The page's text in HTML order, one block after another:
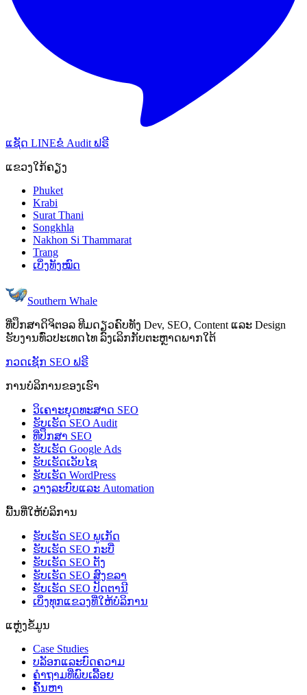
ແຊັດ LINEຂໍ Audit ຟຣີ
ແຂວງໃກ້ຄຽງ
Phuket
Krabi
Surat Thani
Songkhla
Nakhon Si Thammarat
Trang
ເບິ່ງທັງໝົດ
Southern Whale
ທີ່ປຶກສາດິຈິຕອລ ທີມດຽວຄົບທັງ Dev, SEO, Content ແລະ Design
ຮັບງານທົ່ວປະເທດໄທ ລົງເລິກກັບຕະຫຼາດພາກໃຕ້
ກວດເຊັກ SEO ຟຣີ
ການບໍລິການຂອງເຮົາ
ວິເຄາະຍຸດທະສາດ SEO
ຮັບເຮັດ SEO Audit
ທີ່ປຶກສາ SEO
ຮັບເຮັດ Google Ads
ຮັບເຮັດເວັບໄຊ
ຮັບເຮັດ WordPress
ວາງລະບົບແລະ Automation
ພື້ນທີ່ໃຫ້ບໍລິການ
ຮັບເຮັດ SEO ພູເກັດ
ຮັບເຮັດ SEO ກະບີ່
ຮັບເຮັດ SEO ຕັງ
ຮັບເຮັດ SEO ສົງຂລາ
ຮັບເຮັດ SEO ປັດຕານີ
ເບິ່ງທຸກແຂວງທີ່ໃຫ້ບໍລິການ
ແຫຼ່ງຂໍ້ມູນ
Case Studies
ບລັອກແລະບົດຄວາມ
ຄຳຖາມທີ່ພົບເລື້ອຍ
ຄົ້ນຫາ